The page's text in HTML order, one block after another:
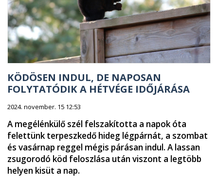
KÖDÖSEN INDUL, DE NAPOSAN
FOLYTATÓDIK A HÉTVÉGE IDŐJÁRÁSA
2024. november. 15 12:53
A megélénkülő szél felszakította a napok óta
felettünk terpeszkedő hideg légpárnát, a szombat
és vasárnap reggel mégis párásan indul. A lassan
zsugorodó köd feloszlása után viszont a legtöbb
helyen kisüt a nap.